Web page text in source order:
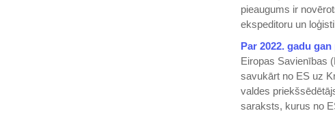
pieaugums ir
ekspeditoru un
Par 2022. gadu
Eiropas Savienības
savukārt no ES uz
valdes
saraksts, kurus no